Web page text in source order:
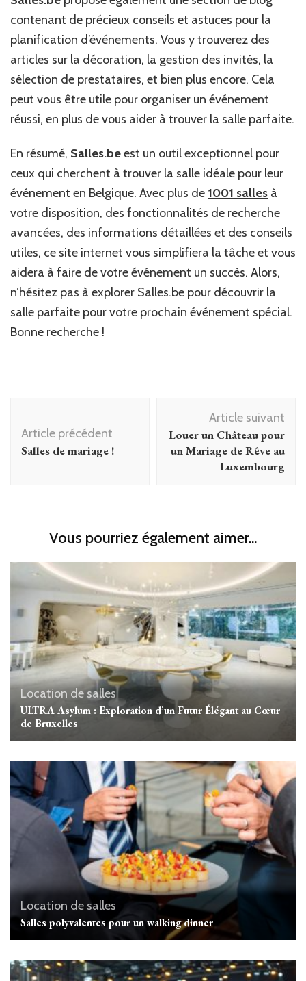
contenant de précieux conseils et astuces pour la
planification d’événements. Vous y trouverez des
articles sur la décoration, la gestion des invités, la
sélection de prestataires, et bien plus encore. Cela
peut vous être utile pour organiser un événement
réussi, en plus de vous aider à trouver la salle parfaite.
En résumé, Salles.beest un outil exceptionnel pour
ceux qui cherchent à trouver la salle idéale pour leur
événement en Belgique. Avec plus de 1001 salles à
votre disposition, des fonctionnalités de recherche
avancées, des informations détaillées et des conseils
utiles, ce site internet vous simplifiera la tâche et vous
aidera à faire de votre événement un succès. Alors,
n’hésitez pas à explorer Salles.be pour découvrir la
salle parfaite pour votre prochain événement spécial.
Bonne recherche !
d'article
Article précédent
Salles de mariage !
Article suivant
Louer un Château pour
un Mariage de Rêve au
Luxembourg
Vous pourriez également aimer...
Location de salles
ULTRA Asylum : Exploration d’un Futur Élégant au Cœur
de Bruxelles
Location de salles
Salles polyvalentes pour un walking dinner